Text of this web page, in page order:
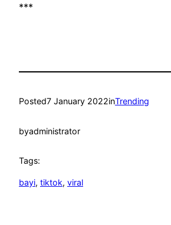
***
Posted7 January 2022inTrending
byadministrator
Tags:
bayi, tiktok, viral